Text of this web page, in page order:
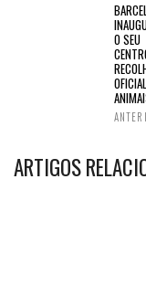
O SEU
ARTIGOS